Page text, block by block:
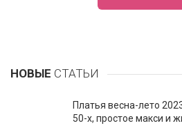
НОВЫЕ СТАТЬИ
Платья весна-лето
50-х, простое макси и